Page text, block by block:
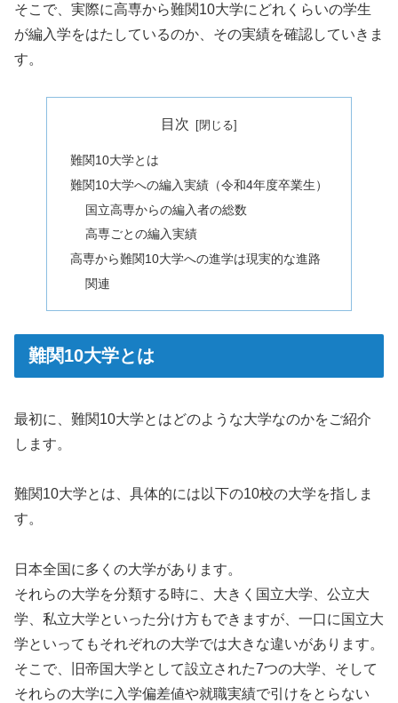
そこで、実際に高専から難関10大学にどれくらいの学生
が編入学をはたしているのか、その実績を確認していきま
す。
目次
難関10大学とは
難関10大学への編入実績（令和4年度卒業生）
国立高専からの編入者の総数
高専ごとの編入実績
高専から難関10大学への進学は現実的な進路
関連
難関10大学とは
最初に、難関10大学とはどのような大学なのかをご紹介
します。
難関10大学とは、具体的には以下の10校の大学を指しま
す。
日本全国に多くの大学があります。
それらの大学を分類する時に、大きく国立大学、公立大
学、私立大学といった分け方もできますが、一口に国立大
学といってもそれぞれの大学では大きな違いがあります。
そこで、旧帝国大学として設立された7つの大学、そして
それらの大学に入学偏差値や就職実績で引けをとらない